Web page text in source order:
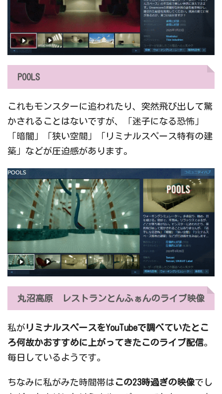
POOLS
これもモンスターに追われたり、突然飛び出して驚
かされることはないですが、「迷子になる恐怖」
「暗闇」「狭い空間」「リミナルスペース特有の建
築」などが圧迫感があります。
丸沼高原 レストランとんふぁんのライブ映像
私が リミナルスペースをYouTubeで調べていたとこ
ろ何故かおすすめに上がってきたこのライブ配信。
毎日しているようです。
ちなみに私がみた時間帯は この23時過ぎの映像でし